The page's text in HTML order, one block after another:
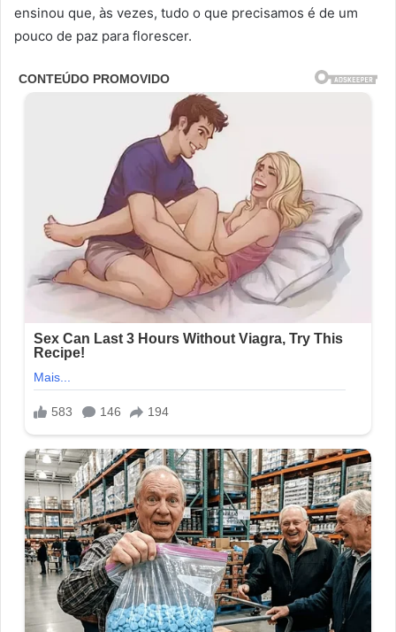
ensinou que, às vezes, tudo o que precisamos é de um
pouco de paz para florescer.